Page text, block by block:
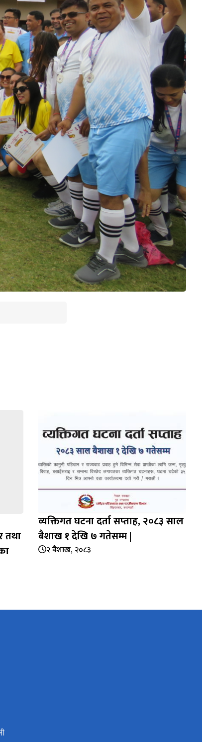
तथा
व्यक्तिगत घटना दर्ता सप्‍ताह, २०८३ साल
बैशाख १ देखि ७ गतेसम्म |
२ बैशाख, २०८३